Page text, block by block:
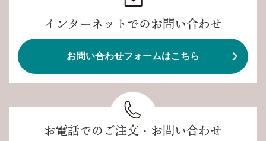
インターネットでのお問い合わせ
お問い合わせフォームはこちら
お電話でのご注文・お問い合わせ